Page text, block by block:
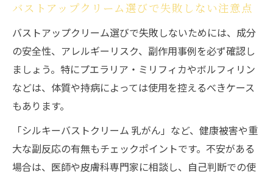
バストアップクリーム選びで失敗しない注意点
バストアップクリーム選びで失敗しないためには、成分
の安全性、アレルギーリスク、副作用事例を必ず確認し
ましょう。特にプエラリア・ミリフィカやボルフィリン
などは、体質や持病によっては使用を控えるべきケース
もあります。
「シルキーバストクリーム 乳がん」など、健康被害や重
大な副反応の有無もチェックポイントです。不安がある
場合は、医師や皮膚科専門家に相談し、自己判断での使